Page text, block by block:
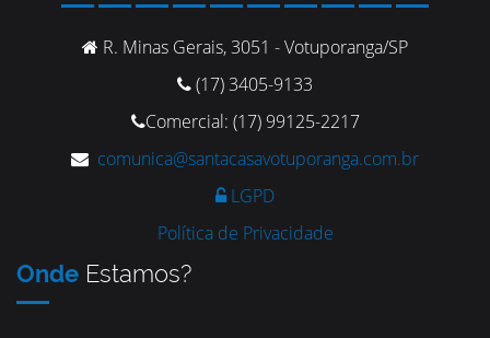
R. Minas Gerais, 3051 - Votuporanga/SP
(17) 3405-9133
Comercial: (17) 99125-2217
comunica@santacasavotuporanga.com.br
LGPD
Política de Privacidade
Onde Estamos?